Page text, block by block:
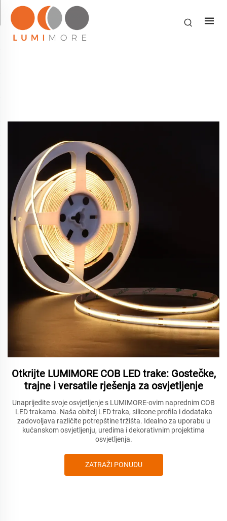
Otkrijte LUMIMORE COB LED trake: Gostečke,
trajne i versatile rješenja za osvjetljenje
Unaprijedite svoje osvjetljenje s LUMIMORE-ovim naprednim COB
LED trakama. Naša obitelj LED traka, silicone profila i dodataka
zadovoljava različite potrepštine tržišta. Idealno za uporabu u
kućanskom osvjetljenju, uredima i dekorativnim projektima
osvjetljenja.
ZATRAŽI PONUDU